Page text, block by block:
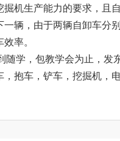
机生产能力的要求，且
辆，由于两辆自卸车分
率。
学，包教学会为止，发
抱车，铲车，挖掘机，